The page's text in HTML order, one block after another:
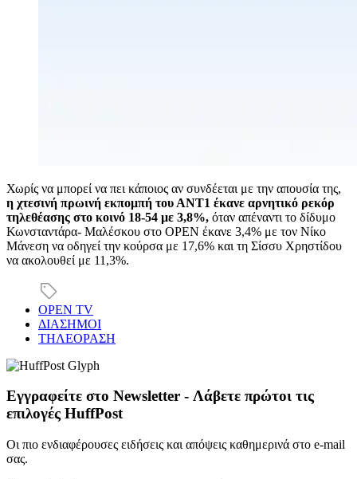
Χωρίς να μπορεί να πει κάποιος αν συνδέεται με την απουσία της,
η χτεσινή πρωινή εκπομπή του ΑΝΤ1 έκανε αρνητικό ρεκόρ
τηλεθέασης στο κοινό 18-54 με 3,8%, όταν απέναντι το δίδυμο
Κωνσταντάρα- Μαλέσκου στο OPEN έκανε 3,4% με τον Νίκο
Μάνεση να οδηγεί την κούρσα με 17,6% και τη Σίσσυ Χρηστίδου
να ακολουθεί με 11,3%.
OPEN TV
ΔΙΑΣΗΜΟΙ
ΤΗΛΕΟΡΑΣΗ
Εγγραφείτε στο Newsletter - Λάβετε πρώτοι τις
επιλογές HuffPost
Οι πιο ενδιαφέρουσες ειδήσεις και απόψεις καθημερινά στο e-mail
σας.